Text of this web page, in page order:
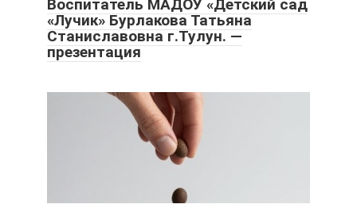
Воспитатель МАДОУ «Детский сад
«Лучик» Бурлакова Татьяна
Станиславовна г.Тулун. —
презентация